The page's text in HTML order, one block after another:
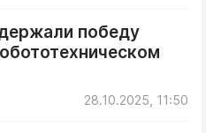
победу
28.10.2025, 11:50